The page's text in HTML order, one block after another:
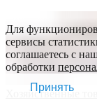
Хозяйственные
Для
сервисы
соглашаетесь с
обработки
Принять